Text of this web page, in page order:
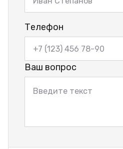
Телефон
Ваш вопрос